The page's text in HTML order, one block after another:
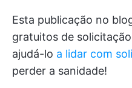
Esta publicação no
gratuitos de
ajudá-lo a lidar com
perder a sanidade!